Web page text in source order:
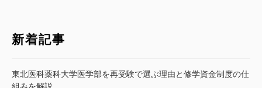
新着記事
東北医科薬科大学医学部を再受験で選ぶ理由と修学資金制度の仕